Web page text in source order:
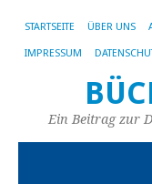
STARTSEITE ÜBER UNS
IMPRESSUM
Ein Beitrag zur